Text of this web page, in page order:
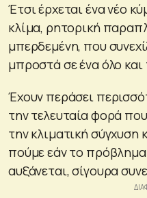
Έτσι έρχεται ένα νέο
κλίμα, ρητορική
μπερδεμένη, που
μπροστά σε ένα όλο
Έχουν περάσει
την τελευταία φορά
την κλιματική σύγχυση
πούμε εάν το
αυξάνεται, σίγουρα